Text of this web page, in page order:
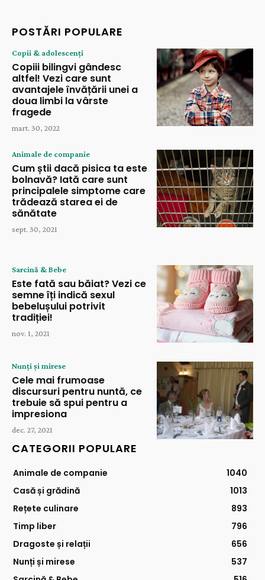
POSTĂRI POPULARE
Copii & adolescenți
Copiii bilingvi gândesc
altfel! Vezi care sunt
avantajele învățării unei a
doua limbi la vârste
fragede
mart. 30, 2022
Animale de companie
Cum știi dacă pisica ta este
bolnavă? Iată care sunt
principalele simptome care
trădează starea ei de
sănătate
sept. 30, 2021
Sarcină & Bebe
Este fată sau băiat? Vezi ce
semne îți indică sexul
bebelușului potrivit
tradiției!
nov. 1, 2021
Nunți și mirese
Cele mai frumoase
discursuri pentru nuntă, ce
trebuie să spui pentru a
impresiona
dec. 27, 2021
CATEGORII POPULARE
Animale de companie
1040
Casă și grădină
1013
Rețete culinare
893
Timp liber
796
Dragoste și relații
656
Nunți și mirese
537